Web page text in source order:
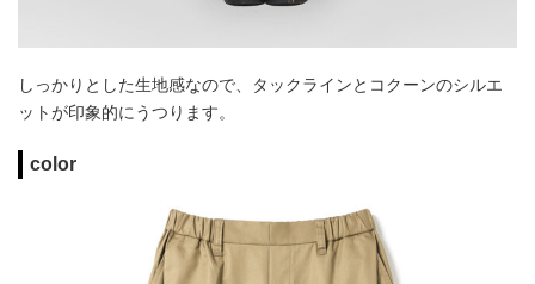
しっかりとした生地感なので、タックラインとコクーンのシルエ
ットが印象的にうつります。
color